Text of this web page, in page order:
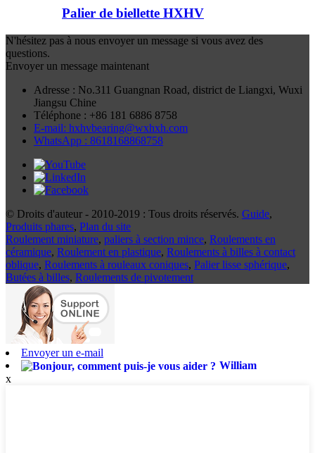
Palier de biellette HXHV
N'hésitez pas à nous envoyer un message si vous avez des
questions.
Envoyer un message maintenant
Adresse : No.311 Guangnan Road, district de Liangxi, Wuxi
Jiangsu Chine
Téléphone : +86 181 6886 8758
E-mail: hxhvbearing@wxhxh.com
WhatsApp : 8618168868758
© Droits d'auteur - 2010-2019 : Tous droits réservés. Guide,
Produits phares, Plan du site
Roulement miniature, paliers à section mince, Roulements en
céramique, Roulement en plastique, Roulements à billes à contact
oblique, Roulements à rouleaux coniques, Palier lisse sphérique,
Butées à billes, Roulements de pivotement
Envoyer un e-mail
William
x